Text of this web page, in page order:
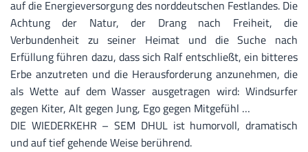
auf die Energieversorgung des norddeutschen Festlandes. Die
Achtung der Natur, der Drang nach Freiheit, die
Verbundenheit zu seiner Heimat und die Suche nach
Erfüllung führen dazu, dass sich Ralf entschließt, ein bitteres
Erbe anzutreten und die Herausforderung anzunehmen, die
als Wette auf dem Wasser ausgetragen wird: Windsurfer
gegen Kiter, Alt gegen Jung, Ego gegen Mitgefühl …
DIE WIEDERKEHR – SEM DHUL ist humorvoll, dramatisch
und auf tief gehende Weise berührend.